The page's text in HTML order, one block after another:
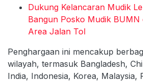
Dukung Kelancaran Mudik
Bangun Posko Mudik BUMN
Area Jalan Tol
Penghargaan ini mencakup
wilayah, termasuk Bangladesh,
India, Indonesia, Korea, Malaysia,